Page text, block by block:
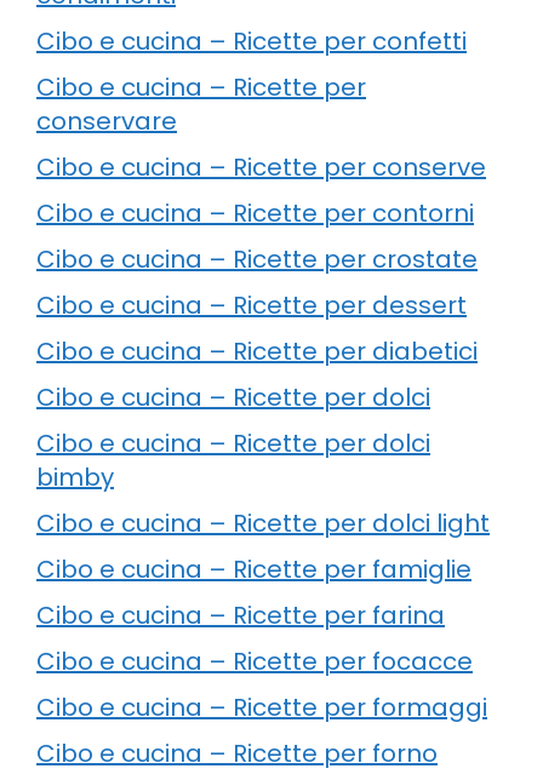
Cibo e cucina – Ricette per confetti
Cibo e cucina – Ricette per
conservare
Cibo e cucina – Ricette per conserve
Cibo e cucina – Ricette per contorni
Cibo e cucina – Ricette per crostate
Cibo e cucina – Ricette per dessert
Cibo e cucina – Ricette per diabetici
Cibo e cucina – Ricette per dolci
Cibo e cucina – Ricette per dolci
bimby
Cibo e cucina – Ricette per dolci light
Cibo e cucina – Ricette per famiglie
Cibo e cucina – Ricette per farina
Cibo e cucina – Ricette per focacce
Cibo e cucina – Ricette per formaggi
Cibo e cucina – Ricette per forno